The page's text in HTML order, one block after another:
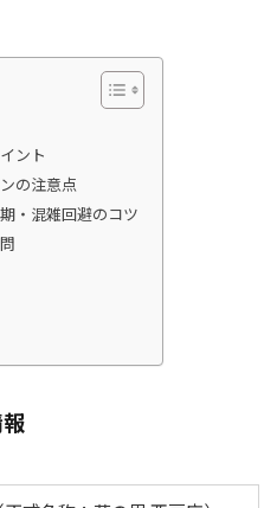
ント
の注意点
・混雑回避のコツ